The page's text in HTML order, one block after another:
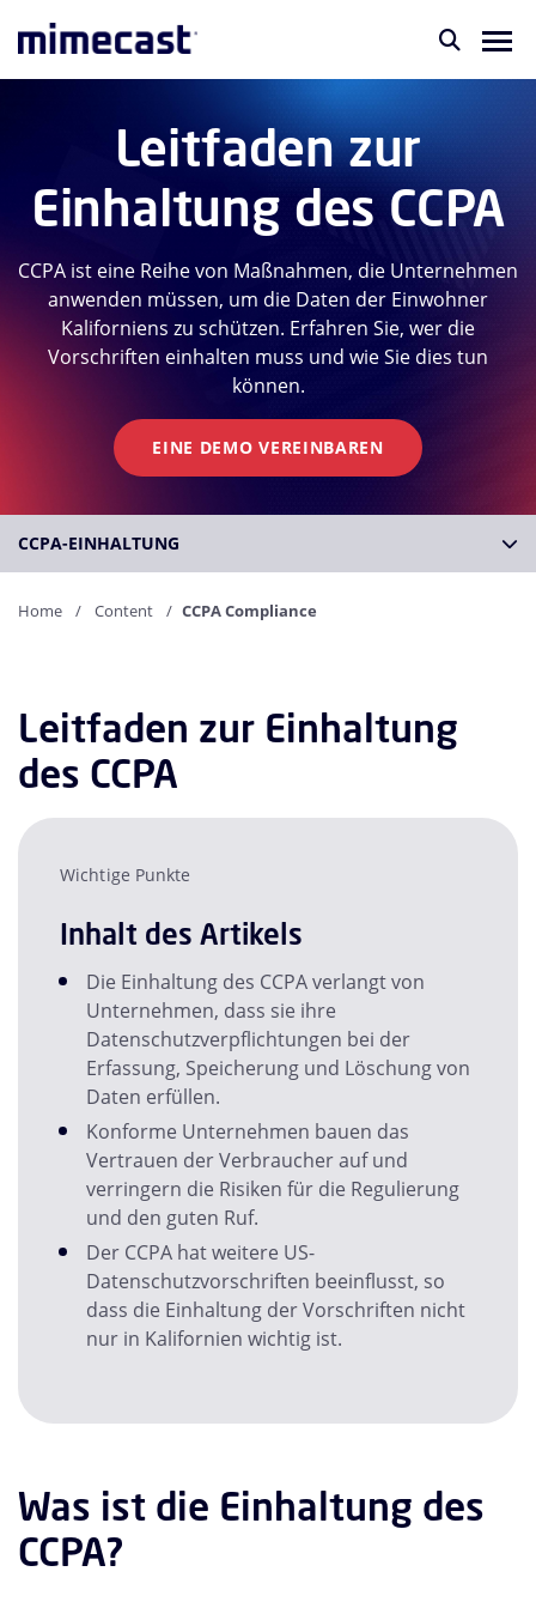
Leitfaden zur
Einhaltung des CCPA
CCPA ist eine Reihe von Maßnahmen, die Unternehmen
anwenden müssen, um die Daten der Einwohner
Kaliforniens zu schützen. Erfahren Sie, wer die
Vorschriften einhalten muss und wie Sie dies tun
können.
EINE DEMO VEREINBAREN
CCPA-EINHALTUNG
Home Content CCPA Compliance
Leitfaden zur Einhaltung
des CCPA
Wichtige Punkte
Inhalt des Artikels
Die Einhaltung des CCPA verlangt von
Unternehmen, dass sie ihre
Datenschutzverpflichtungen bei der
Erfassung, Speicherung und Löschung von
Daten erfüllen.
Konforme Unternehmen bauen das
Vertrauen der Verbraucher auf und
verringern die Risiken für die Regulierung
und den guten Ruf.
Der CCPA hat weitere US-
Datenschutzvorschriften beeinflusst, so
dass die Einhaltung der Vorschriften nicht
nur in Kalifornien wichtig ist.
Was ist die Einhaltung des
CCPA?